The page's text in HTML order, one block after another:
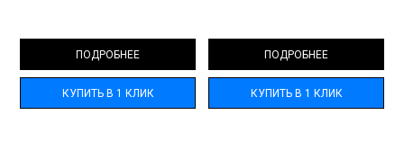
ПОДРОБНЕЕ
КУПИТЬ В 1 КЛИК
ПОДРОБНЕЕ
КУПИТЬ В 1 КЛИК